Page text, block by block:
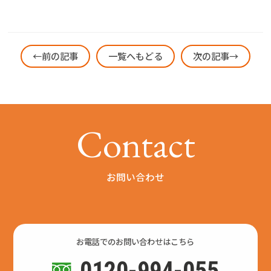
←前の記事 一覧へもどる 次の記事→
Contact
お問い合わせ
お電話でのお問い合わせはこちら